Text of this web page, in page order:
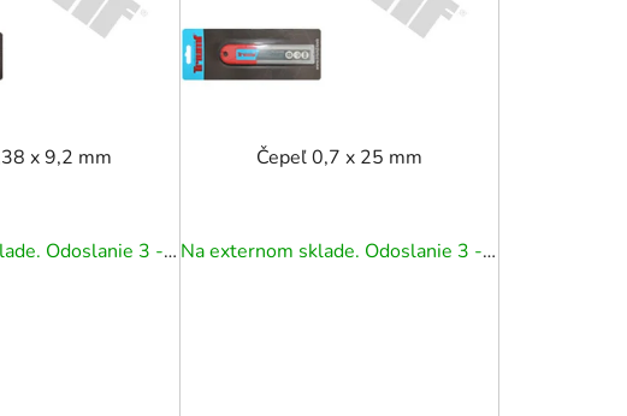
d
u
x 9,2 mm
Na externom sklade. Odoslanie 3 - 5 prac. dní.
Čepeľ 0,7 x 25 mm
Na externom sklade. Odoslanie 3 - 5 prac. dní.